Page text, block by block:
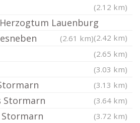
(2.12 km)
Lauenburg
(2.42 km)
(2.61 km)
(2.65 km)
(3.03 km)
(3.13 km)
Stormarn (3.64 km)
(3.72 km)